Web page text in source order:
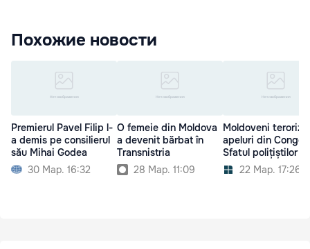
Похожие новости
Premierul Pavel Filip l-
a demis pe consilierul
său Mihai Godea
30 Мар. 16:32
O femeie din Moldova
a devenit bărbat în
Transnistria
28 Мар. 11:09
Moldoveni
apeluri din Congo.
Sfatul polițiștilor
22 Мар. 17:26